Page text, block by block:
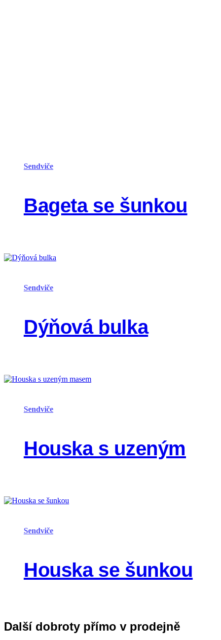
Sendviče
Bageta se šunkou
Sendviče
Dýňová bulka
Sendviče
Houska s uzeným
Sendviče
Houska se šunkou
Další dobroty přímo v prodejně